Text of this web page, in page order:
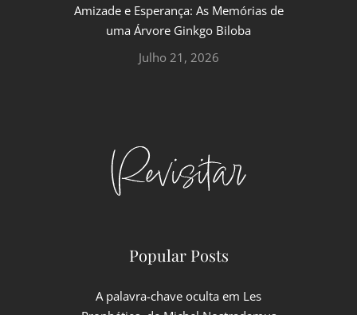
Amizade e Esperança: As Memórias de
uma Árvore Ginkgo Biloba
Julho 21, 2026
Popular Posts
A palavra-chave oculta em Les